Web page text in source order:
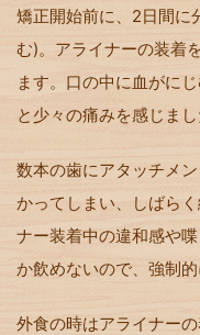
矯正開始前に、 2日間に
む)。アライナーの装着
ます。口の中に血がに
と少々の痛みを感じま
数本の歯にアタッチメ
かってしまい、しばら
ナー装着中の違和感や
か飲めないので、強制
外食の時はアライナー